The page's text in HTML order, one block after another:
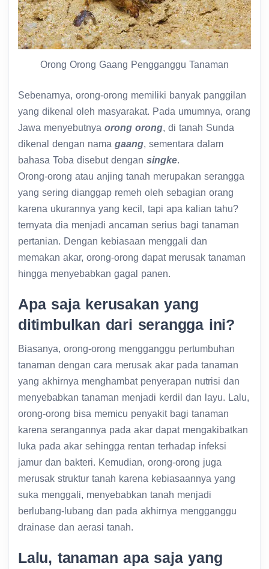
Orong Orong Gaang Pengganggu Tanaman
Sebenarnya, orong-orong memiliki banyak panggilan
yang dikenal oleh masyarakat. Pada umumnya, orang
Jawa menyebutnya orong orong, di tanah Sunda
dikenal dengan nama gaang, sementara dalam
bahasa Toba disebut dengan singke.
Orong-orong atau anjing tanah merupakan serangga
yang sering dianggap remeh oleh sebagian orang
karena ukurannya yang kecil, tapi apa kalian tahu?
ternyata dia menjadi ancaman serius bagi tanaman
pertanian. Dengan kebiasaan menggali dan
memakan akar, orong-orong dapat merusak tanaman
hingga menyebabkan gagal panen.
Apa saja kerusakan yang
ditimbulkan dari serangga ini?
Biasanya, orong-orong mengganggu pertumbuhan
tanaman dengan cara merusak akar pada tanaman
yang akhirnya menghambat penyerapan nutrisi dan
menyebabkan tanaman menjadi kerdil dan layu. Lalu,
orong-orong bisa memicu penyakit bagi tanaman
karena serangannya pada akar dapat mengakibatkan
luka pada akar sehingga rentan terhadap infeksi
jamur dan bakteri. Kemudian, orong-orong juga
merusak struktur tanah karena kebiasaannya yang
suka menggali, menyebabkan tanah menjadi
berlubang-lubang dan pada akhirnya mengganggu
drainase dan aerasi tanah.
Lalu, tanaman apa saja yang